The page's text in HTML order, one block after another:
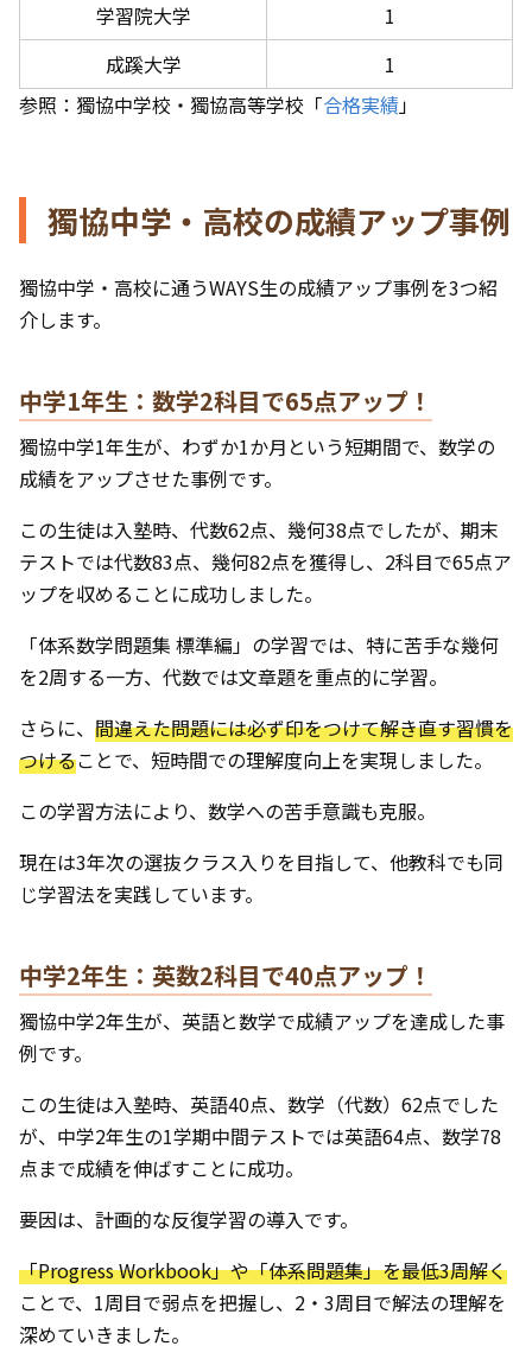
学習院大学
1
成蹊大学
1
参照：獨協中学校・獨協高等学校「合格実績」
獨協中学・高校の成績アップ事例
獨協中学・高校に通うWAYS生の成績アップ事例を3つ紹
介します。
中学1年生：数学2科目で65点アップ！
獨協中学1年生が、わずか1か月という短期間で、数学の
成績をアップさせた事例です。
この生徒は入塾時、代数62点、幾何38点でしたが、期末
テストでは代数83点、幾何82点を獲得し、2科目で65点ア
ップを収めることに成功しました。
「体系数学問題集 標準編」の学習では、特に苦手な幾何
を2周する一方、代数では文章題を重点的に学習。
さらに、 間違えた問題には必ず印をつけて解き直す習慣を
つけることで、短時間での理解度向上を実現しました。
この学習方法により、数学への苦手意識も克服。
現在は3年次の選抜クラス入りを目指して、他教科でも同
じ学習法を実践しています。
中学2年生：英数2科目で40点アップ！
獨協中学2年生が、英語と数学で成績アップを達成した事
例です。
この生徒は入塾時、英語40点、数学（代数）62点でした
が、中学2年生の1学期中間テストでは英語64点、数学78
点まで成績を伸ばすことに成功。
要因は、計画的な反復学習の導入です。
「Progress Workbook」や「体系問題集」を最低3周解く
ことで、1周目で弱点を把握し、2・3周目で解法の理解を
深めていきました。